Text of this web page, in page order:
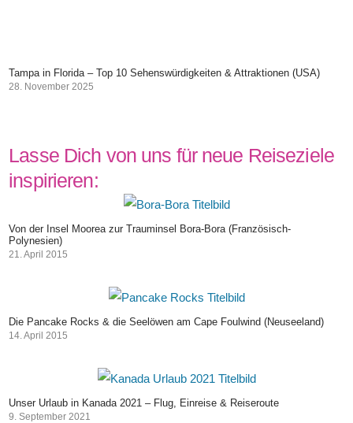
Tampa in Florida – Top 10 Sehenswürdigkeiten & Attraktionen (USA)
28. November 2025
Lasse Dich von uns für neue Reiseziele
inspirieren:
Von der Insel Moorea zur Trauminsel Bora-Bora (Französisch-
Polynesien)
21. April 2015
Die Pancake Rocks & die Seelöwen am Cape Foulwind (Neuseeland)
14. April 2015
Unser Urlaub in Kanada 2021 – Flug, Einreise & Reiseroute
9. September 2021